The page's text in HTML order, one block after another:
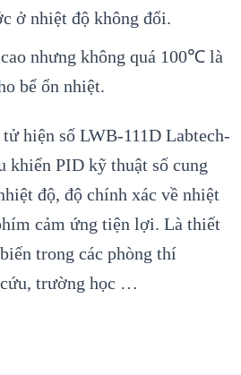
ở nhiệt độ không đổi.
nhưng không quá 100℃ là
bể ổn nhiệt.
hiện số LWB-111D Labtech-
khiển PID kỹ thuật số cung
độ, độ chính xác về nhiệt
cảm ứng tiện lợi. Là thiết
trong các phòng thí
ứu, trường học …